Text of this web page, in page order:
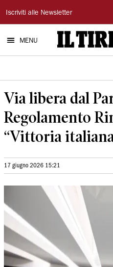
Il
Tirreno
Iscriviti alle Newsletter
MENU
Via libera dal
Regolamento
“Vittoria
17 giugno 2026 15:21